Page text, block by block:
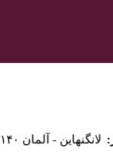
لانگنهاين - آلمان ۱۴۰ بديع